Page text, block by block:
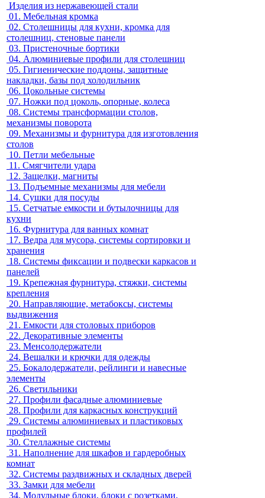
Изделия из нержавеющей стали
01. Мебельная кромка
02. Столешницы для кухни, кромка для
столешниц, стеновые панели
03. Пристеночные бортики
04. Алюминиевые профили для столешниц
05. Гигиенические поддоны, защитные
накладки, базы под холодильник
06. Цокольные системы
07. Ножки под цоколь, опорные, колеса
08. Системы трансформации столов,
механизмы поворота
09. Механизмы и фурнитура для изготовления
столов
10. Петли мебельные
11. Смягчители удара
12. Защелки, магниты
13. Подъемные механизмы для мебели
14. Сушки для посуды
15. Сетчатые емкости и бутылочницы для
кухни
16. Фурнитура для ванных комнат
17. Ведра для мусора, системы сортировки и
хранения
18. Системы фиксации и подвески каркасов и
панелей
19. Крепежная фурнитура, стяжки, системы
крепления
20. Направляющие, метабоксы, системы
выдвижения
21. Емкости для столовых приборов
22. Декоративные элементы
23. Менсолодержатели
24. Вешалки и крючки для одежды
25. Бокалодержатели, рейлинги и навесные
элементы
26. Светильники
27. Профили фасадные алюминиевые
28. Профили для каркасных конструкций
29. Системы алюминиевых и пластиковых
профилей
30. Стеллажные системы
31. Наполнение для шкафов и гардеробных
комнат
32. Системы раздвижных и складных дверей
33. Замки для мебели
34. Модульные блоки, блоки с розетками,